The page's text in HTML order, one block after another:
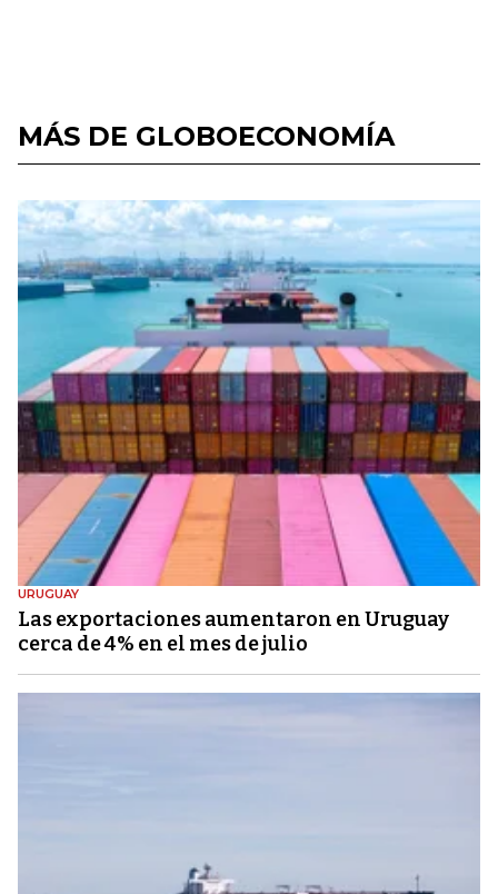
MÁS DE GLOBOECONOMÍA
URUGUAY
Las exportaciones aumentaron en Uruguay
cerca de 4% en el mes de julio